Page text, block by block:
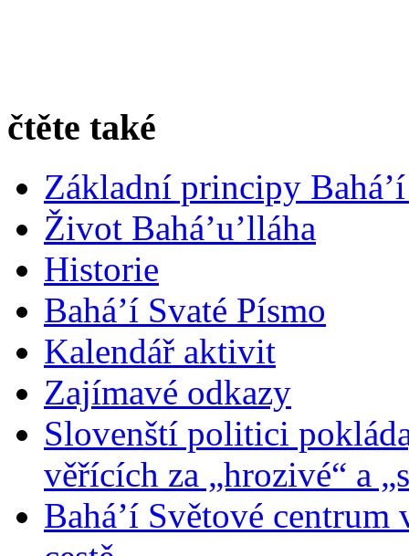
čtěte také
Základní principy
Život Bahá’u’lláha
Historie
Bahá’í Svaté Písmo
Kalendář aktivit
Zajímavé odkazy
Slovenští politici
věřících za „hrozivé“ a
Bahá’í Světové